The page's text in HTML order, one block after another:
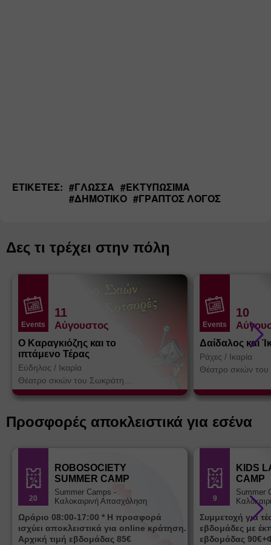
ΕΤΙΚΈΤΕΣ: #ΓΛΏΣΣΑ #ΕΚΤΥΠΏΣΙΜΑ
#ΔΗΜΟΤΙΚΌ #ΓΡΑΠΤΌΣ ΛΌΓΟΣ
Δες τι τρέχει στην πόλη
Events
11
Αύγουστος
Ο Καραγκιόζης και το
ιπτάμενο Τέρας
Εύδηλος / Ικαρία
Θέατρο σκιών του Σωκράτη
Κοτσορέ
Events
10
Δαίδαλος και
Ράχες / Ικαρία
Θέατρο σκιών
Προσφορές αποκλειστικά για εσένα
20
ROBOSOCIETY
SUMMER CAMP
Summer Camps -
Καλοκαιρινή Απασχόληση
Ωράριο 08:00-17:00 * Η προσφορά
ισχύει αποκλειστικά για online κράτηση.
Αρχική τιμή εβδομάδας 85€
9
KIDS
CAMP
Summer
Συμμετοχή για
εβδομάδες με
εβδομάδας